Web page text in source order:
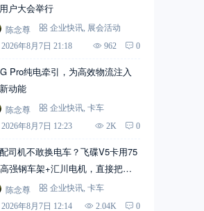
户大会举行
陈念尊 企业快讯
展会活动
2026年8月7日 21:18
962 0
Pro纯电牵引，为高效物流注入
动能
陈念尊 企业快讯 卡车
2026年8月7日 12:23
2K 0
司机不敢换电车？飞碟V5卡用75
强钢车架+汇川电机，直接把信
满
陈念尊 企业快讯 卡车
2026年8月7日 12:14
2.04K 0